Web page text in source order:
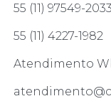
55 (11) 97549-2033
55 (11) 4227-1982
Atendimento